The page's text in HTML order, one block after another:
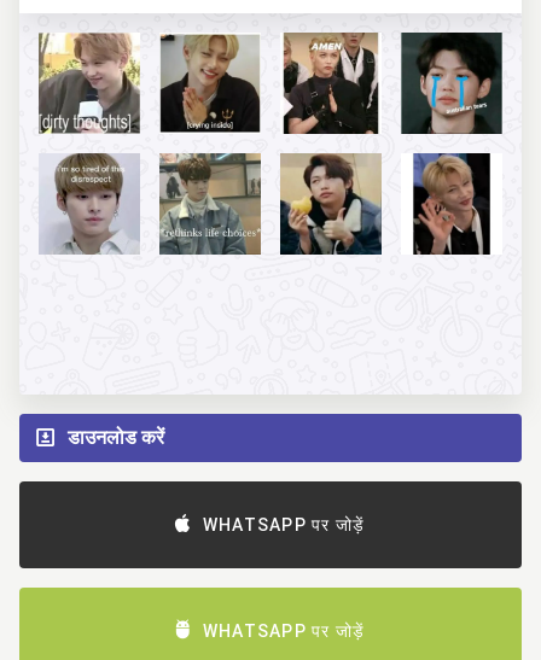
डाउनलोड करें
WHATSAPP पर जोड़ें
WHATSAPP पर जोड़ें